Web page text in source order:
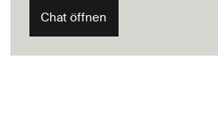
Chat öffnen